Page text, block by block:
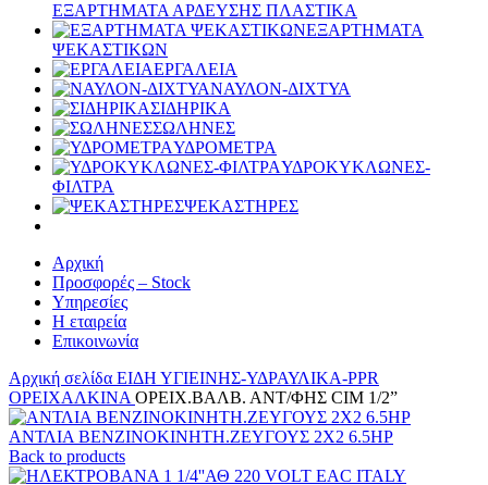
ΕΞΑΡΤΗΜΑΤΑ ΑΡΔΕΥΣΗΣ ΠΛΑΣΤΙΚΑ
ΕΞΑΡΤΗΜΑΤΑ
ΨΕΚΑΣΤΙΚΩΝ
ΕΡΓΑΛΕΙΑ
ΝΑΥΛΟΝ-ΔΙΧΤΥΑ
ΣΙΔΗΡΙΚΑ
ΣΩΛΗΝΕΣ
ΥΔΡΟΜΕΤΡΑ
ΥΔΡΟΚΥΚΛΩΝΕΣ-
ΦΙΛΤΡΑ
ΨΕΚΑΣΤΗΡΕΣ
Αρχική
Προσφορές – Stock
Υπηρεσίες
Η εταιρεία
Επικοινωνία
Αρχική σελίδα ΕΙΔΗ ΥΓΙΕΙΝΗΣ-ΥΔΡΑΥΛΙΚΑ-PPR
ΟΡΕΙΧΑΛΚΙΝΑ ΟΡΕΙΧ.ΒΑΛΒ. ΑΝΤ/ΦΗΣ CIM 1/2”
ΑΝΤΛΙΑ ΒΕΝΖΙΝΟΚΙΝΗTH.ΖΕΥΓΟΥΣ 2Χ2 6.5HP
Back to products